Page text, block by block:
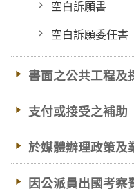
空白訴願書
空白訴願委任書
書面之公共工程及
支付或接受之補助
於媒體辦理政策及
因公派員出國考察